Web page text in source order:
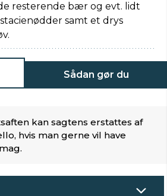
resterende bær og evt. lidt
samt et drys
Sådan gør du
kan sagtens erstattes af
hvis man gerne vil have